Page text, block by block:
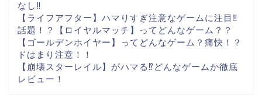
なし‼
【ライフアフター】ハマりすぎ注意なゲームに注目‼
話題！？【ロイヤルマッチ】ってどんなゲーム？？
【ゴールデンホイヤー】ってどんなゲーム？痛快！？
ドはまり注意！！
【崩壊スターレイル】がハマる⁉どんなゲームか徹底
レビュー！